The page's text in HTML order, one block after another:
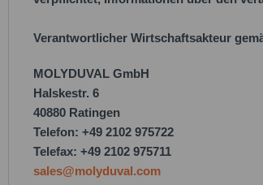
Verantwortlicher Wirtschaftsakteur
MOLYDUVAL GmbH
Halskestr. 6
40880 Ratingen
Telefon: +49 2102 975722
Telefax: +49 2102 975711
sales@molyduval.com